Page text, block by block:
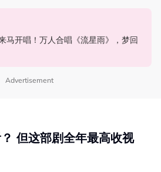
议！首度吐心声：真相终究会浮出水
马开唱！万人合唱《流星雨》，梦回
口就沦陷！深情演绎JANNABI歌曲
Advertisement
？ 但这部剧全年最高收视